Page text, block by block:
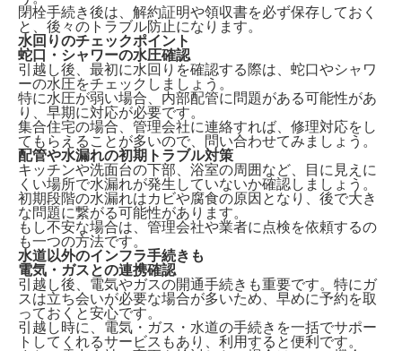
閉栓手続き後は、解約証明や領収書を必ず保存しておく
と、後々のトラブル防止になります。
水回りのチェックポイント
蛇口・シャワーの水圧確認
引越し後、最初に水回りを確認する際は、 蛇口やシャワ
ーの水圧をチェックしましょう。
特に水圧が弱い場合、内部配管に問題がある可能性があ
り、早期に対応が必要です。
集合住宅の場合、管理会社に連絡すれば、修理対応をし
てもらえることが多いので、問い合わせてみましょう。
配管や水漏れの初期トラブル対策
キッチンや洗面台の下部、浴室の周囲など、
目に見えに
くい場所で水漏れが発生していないか確認しましょう。
初期段階の水漏れはカビや腐食の原因となり、後で大き
な問題に繋がる可能性があります。
もし不安な場合は、管理会社や業者に点検を依頼するの
も一つの方法です。
水道以外のインフラ手続きも
電気・ガスとの連携確認
引越し後、電気やガスの開通手続きも重要です。特に ガ
スは立ち会いが必要な場合が多いため、早めに予約を取
っておくと安心です。
引越し時に、電気・ガス・水道の手続きを一括でサポー
トしてくれるサービスもあり、利用すると便利です。